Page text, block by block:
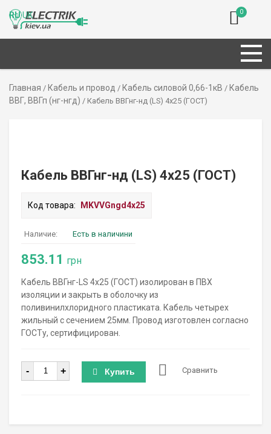
0
Главная / Кабель и провод / Кабель силовой 0,66-1кВ / Кабель
ВВГ, ВВГп (нг-нгд) / Кабель ВВГнг-нд (LS) 4х25 (ГОСТ)
Кабель ВВГнг-нд (LS) 4х25 (ГОСТ)
Код товара: MKVVGngd4х25
Наличие: Есть в наличини
853.11 грн
Кабель ВВГнг-LS 4х25 (ГОСТ) изолирован в ПВХ
изоляции и закрыть в оболочку из
поливинилхлоридного пластиката. Кабель четырех
жильный с сечением 25мм. Провод изготовлен согласно
ГОСТу, сертифицирован.
Количество
- + Купить Сравнить
RUUK